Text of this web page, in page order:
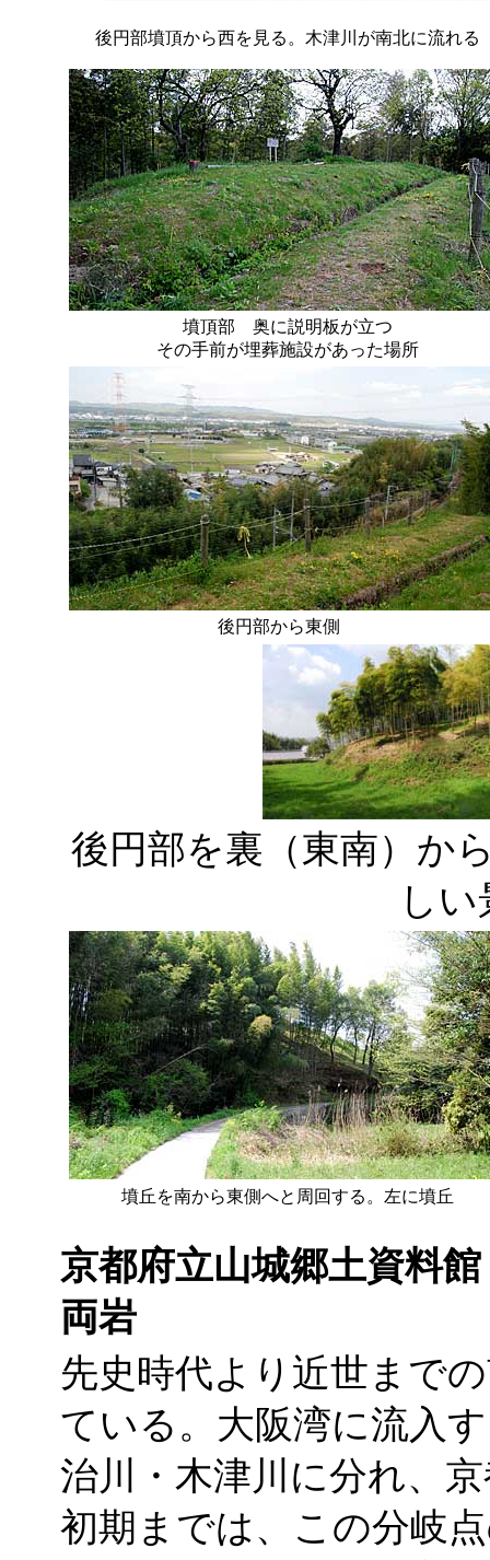
後円部墳頂から西を見る。木津川が南北に流れる
墳頂部 奥に説明板が立つ
その手前が埋葬施設があった場所
後円部から東側
後円部を裏（東南）か
し
墳丘を南から東側へと周回する。左に墳丘
京都府立山城郷土資料館
両岩
先史時代より近世まで
ている。大阪湾に流入
治川・木津川に分れ、
初期までは、この分岐